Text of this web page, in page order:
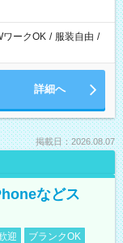
ワークOK / 服装自由 /
詳細へ
掲載日：2026.08.07
などス
迎
ブランクOK